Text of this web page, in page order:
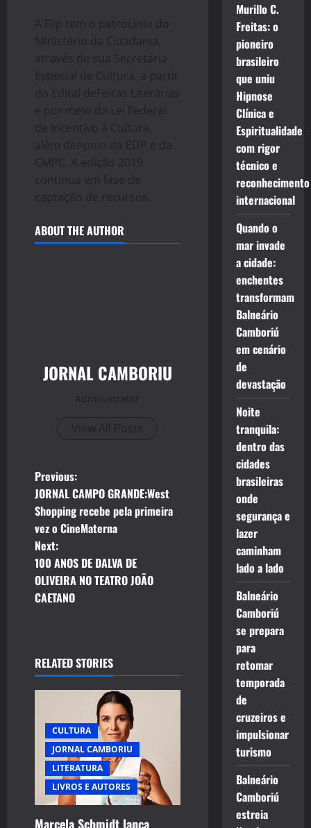
A Flip tem o patrocínio do
Ministério da Cidadania,
através de sua Secretaria
Especial de Cultura, a partir
do Edital deFeiras Literárias
e por meio da Lei Federal
de Incentivo à Cultura,
além deApoio da EDP e da
CMPC. A edição 2019
continua em fase de
captação de recursos.
ABOUT THE AUTHOR
JORNAL CAMBORIU
Administrator
View All Posts
P
o
s
t
n
v
i
i
Previous:
JORNAL CAMPO GRANDE:West
Shopping recebe pela primeira
vez o CineMaterna
Next:
100 ANOS DE DALVA DE
OLIVEIRA NO TEATRO JOÃO
CAETANO
RELATED STORIES
CULTURA
JORNAL CAMBORIU
LITERATURA
LIVROS E AUTORES
Marcela Schmidt lança
Murillo C.
Freitas: o
pioneiro
brasileiro
que uniu
Hipnose
Clínica e
Espiritualidade
com rigor
técnico e
reconhecimento
internacional
Quando o
mar invade
a cidade:
enchentes
transformam
Balneário
Camboriú
em cenário
de
devastação
Noite
tranquila:
dentro das
cidades
brasileiras
onde
segurança e
lazer
caminham
lado a lado
Balneário
Camboriú
se prepara
para
retomar
temporada
de
cruzeiros e
impulsionar
turismo
Balneário
Camboriú
estreia